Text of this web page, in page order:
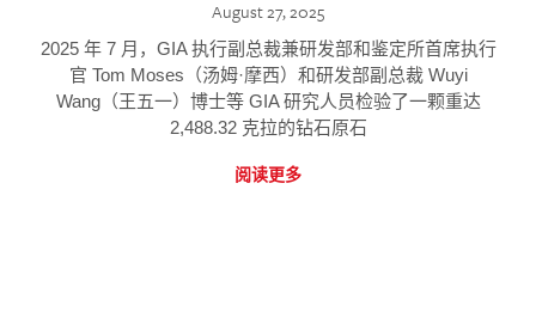
August 27, 2025
2025 年 7 月，GIA 执行副总裁兼研发部和鉴定所首席执行
官 Tom Moses（汤姆·摩西）和研发部副总裁 Wuyi
Wang（王五一）博士等 GIA 研究人员检验了一颗重达
2,488.32 克拉的钻石原石
阅读更多